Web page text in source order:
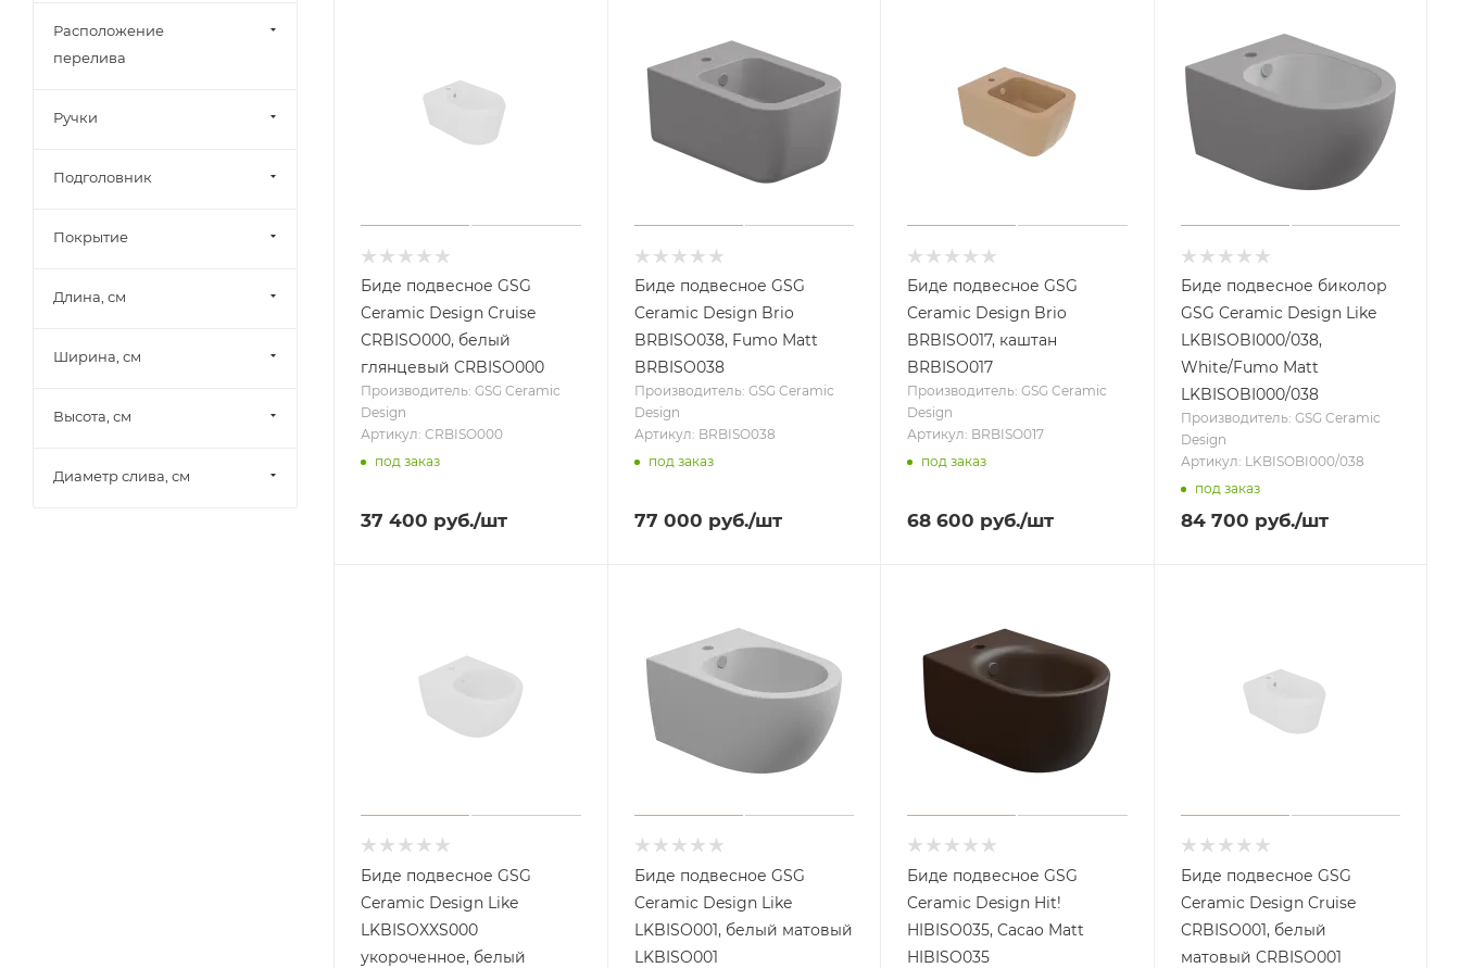
Биде подвесное GSG
Ceramic Design Cruise
CRBISO000, белый
глянцевый CRBISO000
Производитель: GSG Ceramic
Design
Артикул: CRBISO000
под заказ
37 400 руб./шт
Биде подвесное GSG
Ceramic Design Brio
BRBISO038, Fumo Matt
BRBISO038
Производитель: GSG Ceramic
Design
Артикул: BRBISO038
под заказ
77 000 руб./шт
Биде подвесное GSG
Ceramic Design Brio
BRBISO017, каштан
BRBISO017
Производитель: GSG Ceramic
Design
Артикул: BRBISO017
под заказ
68 600 руб./шт
Биде подвесное биколор
GSG Ceramic Design Like
LKBISOBI000/038,
White/Fumo Matt
LKBISOBI000/038
Производитель: GSG Ceramic
Design
Артикул: LKBISOBI000/038
под заказ
84 700 руб./шт
Биде подвесное GSG
Ceramic Design Like
LKBISOXXS000
укороченное, белый
Биде подвесное GSG
Ceramic Design Like
LKBISO001, белый матовый
LKBISO001
Биде подвесное GSG
Ceramic Design Hit!
HIBISO035, Cacao Matt
HIBISO035
Биде подвесное GSG
Ceramic Design Cruise
CRBISO001, белый
матовый CRBISO001
Расположение
перелива
Ручки
Подголовник
Покрытие
Длина, см
Ширина, см
Высота, см
Диаметр слива, см